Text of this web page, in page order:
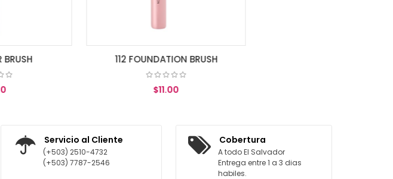
112 FOUNDATION BRUSH 113 CONTOUR/ BLUSH BRUSH
Servicio al Cliente
(+503) 2510-4732
(+503) 7787-2546
Cobertura
A todo El Salvador
Entrega entre 1 a 3 dias
habiles.